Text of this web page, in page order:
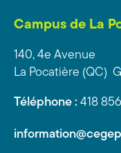
Campus de La
140, 4e Avenue
La Pocatière (QC)
Téléphone : 418